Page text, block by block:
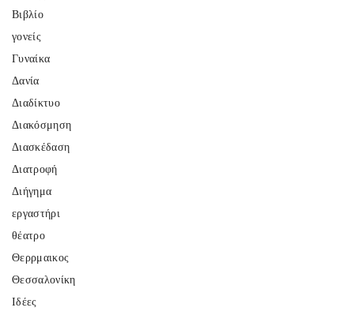
Βιβλίο
γονείς
Γυναίκα
Δανία
Διαδίκτυο
Διακόσμηση
Διασκέδαση
Διατροφή
Διήγημα
εργαστήρι
θέατρο
Θερρμαικος
Θεσσαλονίκη
Ιδέες